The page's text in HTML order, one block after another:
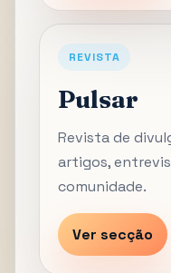
REVISTA
Pulsar
Revista de
artigos,
comunidade.
Ver secção